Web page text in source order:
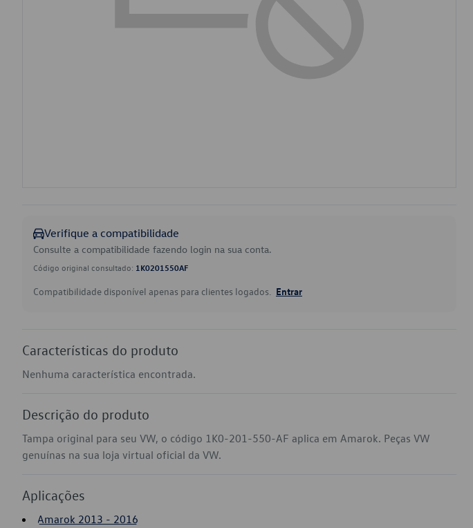
Verifique a compatibilidade
Consulte a compatibilidade fazendo login na sua conta.
Código original consultado: 1K0201550AF
Compatibilidade disponível apenas para clientes logados. Entrar
Características do produto
Nenhuma característica encontrada.
Descrição do produto
Tampa original para seu VW, o código 1K0-201-550-AF aplica em Amarok. Peças VW
genuínas na sua loja virtual oficial da VW.
Aplicações
Amarok 2013 - 2016